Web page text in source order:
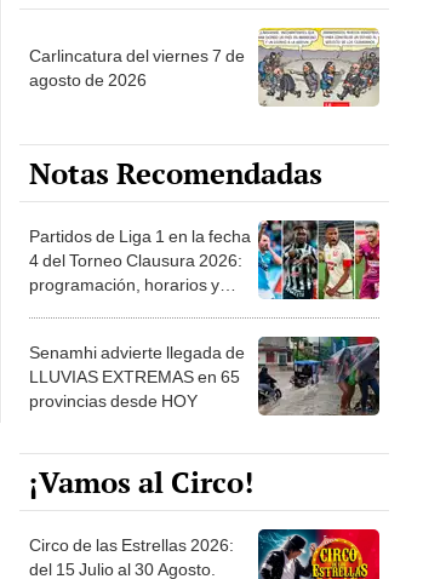
Carlincatura del viernes 7 de
agosto de 2026
Notas Recomendadas
Partidos de Liga 1 en la fecha
4 del Torneo Clausura 2026:
programación, horarios y
Senamhi advierte llegada de
LLUVIAS EXTREMAS en 65
provincias desde HOY
¡Vamos al Circo!
Circo de las Estrellas 2026:
del 15 Julio al 30 Agosto.